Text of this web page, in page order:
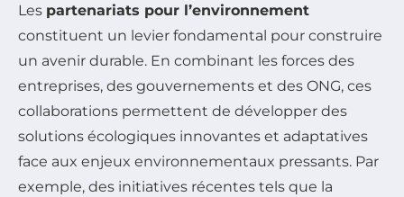
Les partenariats pour l’environnement
constituent un levier fondamental pour construire
un avenir durable. En combinant les forces des
entreprises, des gouvernements et des ONG, ces
collaborations permettent de développer des
solutions écologiques innovantes et adaptatives
face aux enjeux environnementaux pressants. Par
exemple, des initiatives récentes tels que la